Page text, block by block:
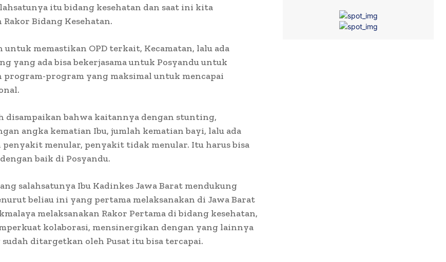
itu bidang kesehatan dan saat ini kita
Rakor Bidang Kesehatan.
untuk memastikan OPD terkait, Kecamatan, lalu ada
yang ada bisa bekerjasama untuk Posyandu untuk
program-program yang maksimal untuk mencapai
disampaikan bahwa kaitannya dengan stunting,
angka kematian Ibu, jumlah kematian bayi, lalu ada
penyakit menular, penyakit tidak menular. Itu harus bisa
baik di Posyandu.
salahsatunya Ibu Kadinkes Jawa Barat mendukung
beliau ini yang pertama melaksanakan di Jawa Barat
melaksanakan Rakor Pertama di bidang kesehatan,
kolaborasi, mensinergikan dengan yang lainnya
sudah ditargetkan oleh Pusat itu bisa tercapai.